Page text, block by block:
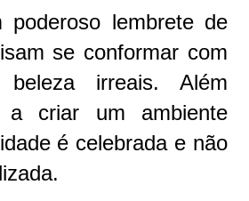
poderoso lembrete de
se conformar com
irreais. Além
a criar um ambiente
é celebrada e não